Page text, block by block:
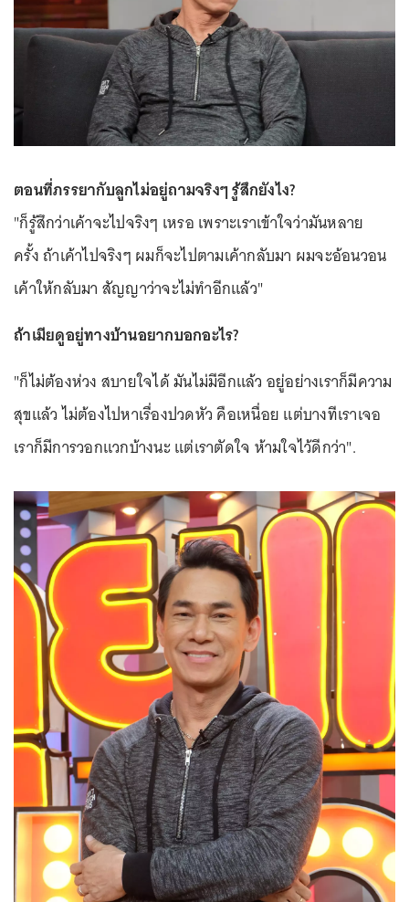
ตอนที่ภรรยากับลูกไม่อยู่ถามจริงๆ รู้สึกยังไง?
"ก็รู้สึกว่าเค้าจะไปจริงๆ เหรอ เพราะเราเข้าใจว่ามันหลาย
ครั้ง ถ้าเค้าไปจริงๆ ผมก็จะไปตามเค้ากลับมา ผมจะอ้อนวอน
เค้าให้กลับมา สัญญาว่าจะไม่ทำอีกแล้ว"
ถ้าเมียดูอยู่ทางบ้านอยากบอกอะไร?
"ก็ไม่ต้องห่วง สบายใจได้ มันไม่มีอีกแล้ว อยู่อย่างเราก็มีความ
สุขแล้ว ไม่ต้องไปหาเรื่องปวดหัว คือเหนื่อย แต่บางทีเราเจอ
เราก็มีการวอกแวกบ้างนะ แต่เราตัดใจ ห้ามใจไว้ดีกว่า".